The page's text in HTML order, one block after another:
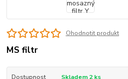
Ohodnotit produkt
MS filtr
Dostupnost Skladem 2 ks